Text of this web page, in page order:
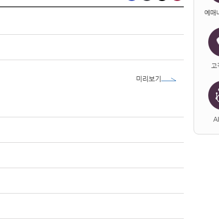
미리보기
예매
고